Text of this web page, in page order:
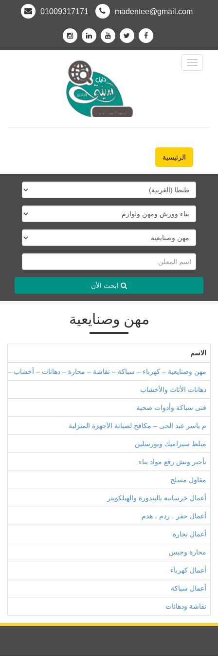
madentee@gmail.com
01009317171
Toggle
Navigation
الرئيسية
ابحث الأن
مهن وصنايعية
الاسم
مهن وصنايعية – كهرباء – سباكة – نقاشة – محارة – دهانات – أخشاب –
دهانات الأثاث والأخشاب
فنى سباكة وأدوات صحية
م ياسر عبد الحى – مكافح لصيانة الأجهزة المنزلية
مبلط سيراميك وبورسلين
تأجير ونش رفع مواد بناء
مقاول مسلح
أعمال خرسانية بالبندورة والهيلكوبتر
أعمال حفر ، ردم ، هدم
أعمال نجارة
محارة وجبس
أعمال كهرباء
أعمال سباكة
نقاشة ودهانات